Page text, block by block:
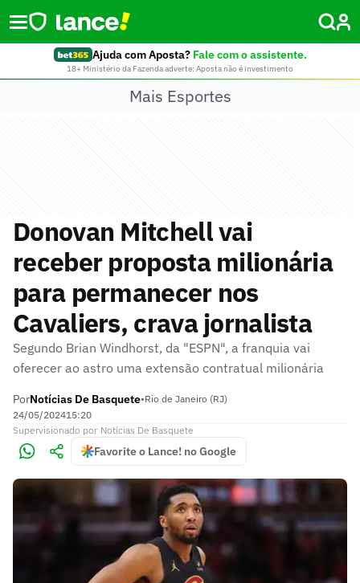
Ajuda com Aposta? Fale com o assistente.
18+ Ministério da Fazenda adverte: Aposta não é investimento
Mais Esportes
Donovan Mitchell vai
receber proposta milionária
para permanecer nos
Cavaliers, crava jornalista
Segundo Brian Windhorst, da "ESPN", a franquia vai
oferecer ao astro uma extensão contratual milionária
PorNotícias De Basquete•Rio de Janeiro (RJ)
24/05/202415:20
Supervisionado por Notícias De Basquete
Favorite o Lance! no Google